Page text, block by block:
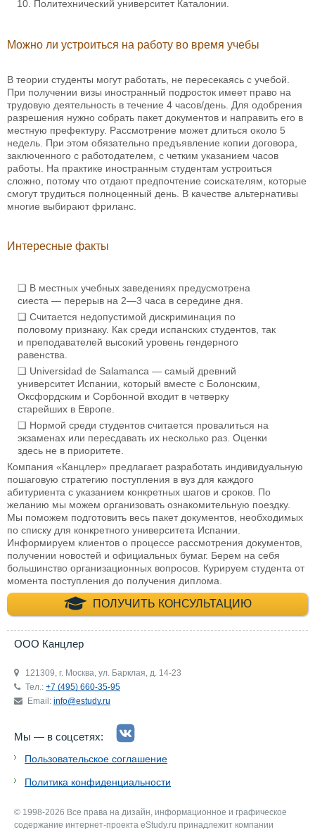
Политехнический университет Каталонии.
Можно ли устроиться на работу во время учебы
В теории студенты могут работать, не пересекаясь с учебой.
При получении визы иностранный подросток имеет право на
трудовую деятельность в течение 4 часов/день. Для одобрения
разрешения нужно собрать пакет документов и направить его в
местную префектуру. Рассмотрение может длиться около 5
недель. При этом обязательно предъявление копии договора,
заключенного с работодателем, с четким указанием часов
работы. На практике иностранным студентам устроиться
сложно, потому что отдают предпочтение соискателям, которые
смогут трудиться полноценный день. В качестве альтернативы
многие выбирают фриланс.
Интересные факты
В местных учебных заведениях предусмотрена
сиеста — перерыв на 2—3 часа в середине дня.
Считается недопустимой дискриминация по
половому признаку. Как среди испанских студентов, так
и преподавателей высокий уровень гендерного
равенства.
Universidad de Salamanca — самый древний
университет Испании, который вместе с Болонским,
Оксфордским и Сорбонной входит в четверку
старейших в Европе.
Нормой среди студентов считается провалиться на
экзаменах или пересдавать их несколько раз. Оценки
здесь не в приоритете.
Компания «Канцлер» предлагает разработать индивидуальную
пошаговую стратегию поступления в вуз для каждого
абитуриента с указанием конкретных шагов и сроков. По
желанию мы можем организовать ознакомительную поездку.
Мы поможем подготовить весь пакет документов, необходимых
по списку для конкретного университета Испании.
Информируем клиентов о процессе рассмотрения документов,
получении новостей и официальных бумаг. Берем на себя
большинство организационных вопросов. Курируем студента от
момента поступления до получения диплома.
ПОЛУЧИТЬ КОНСУЛЬТАЦИЮ
+7 (495) 660-35-
ООО Канцлер
121309, г. Москва, ул. Барклая, д. 14-23
Тел.: +7 (495) 660-35-95
Email: info@estudy.ru
Мы — в соцсетях:
Пользовательское соглашение
Политика конфиденциальности
© 1998-2026 Все права на дизайн, информационное и графическое
содержание интернет-проекта eStudy.ru принадлежит компании